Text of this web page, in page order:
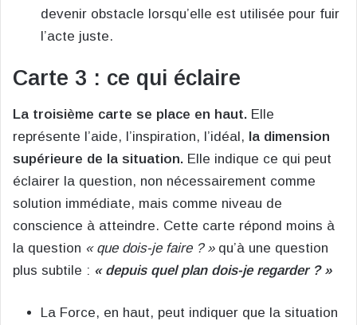
devenir obstacle lorsqu’elle est utilisée pour fuir
l’acte juste.
Carte 3 : ce qui éclaire
La troisième carte se place en haut. Elle
représente l’aide, l’inspiration, l’idéal, la dimension
supérieure de la situation. Elle indique ce qui peut
éclairer la question, non nécessairement comme
solution immédiate, mais comme niveau de
conscience à atteindre. Cette carte répond moins à
la question « que dois-je faire ? »qu’à une question
plus subtile : « depuis quel plan dois-je regarder ? »
La Force, en haut, peut indiquer que la situation